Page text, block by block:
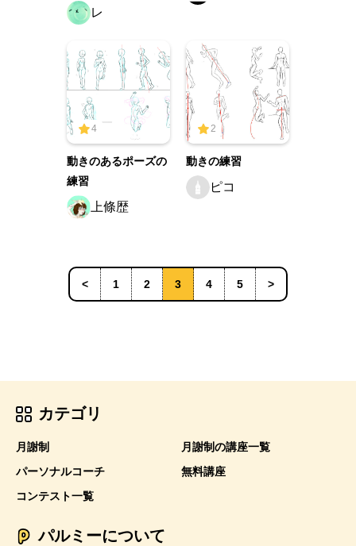
レ
4
動きのあるポーズの
練習
上條歴
2
動きの練習
ピコ
< 1 2 3 4 5 >
カテゴリ
月謝制
月謝制の講座一覧
パーソナルコーチ
無料講座
コンテスト一覧
パルミーについて